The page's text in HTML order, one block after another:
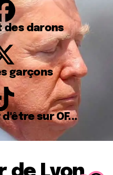
des darons
garçons
sur OF...